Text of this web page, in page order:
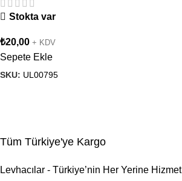
Stokta var
₺20,00 + KDV
Sepete Ekle
SKU: UL00795
Tüm Türkiye'ye Kargo
Levhacılar - Türkiye’nin Her Yerine Hizmet